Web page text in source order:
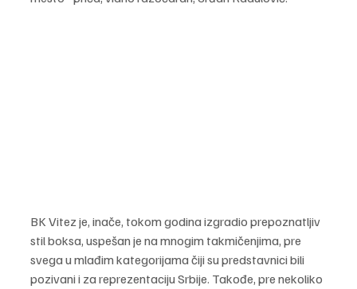
BK Vitez je, inače, tokom godina izgradio prepoznatljiv
stil boksa, uspešan je na mnogim takmičenjima, pre
svega u mlađim kategorijama čiji su predstavnici bili
pozivani i za reprezentaciju Srbije. Takođe, pre nekoliko